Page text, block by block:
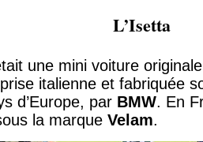
L’Isetta
une mini voiture
italienne et fabriquée
d’Europe, par BMW. En
la marque Velam.